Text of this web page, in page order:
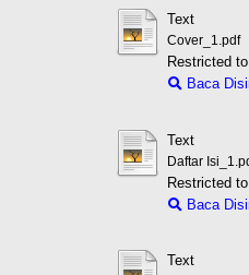
Text
Cover_1.pdf
Restricted
Baca
Text
Daftar
Restricted
Baca
Text